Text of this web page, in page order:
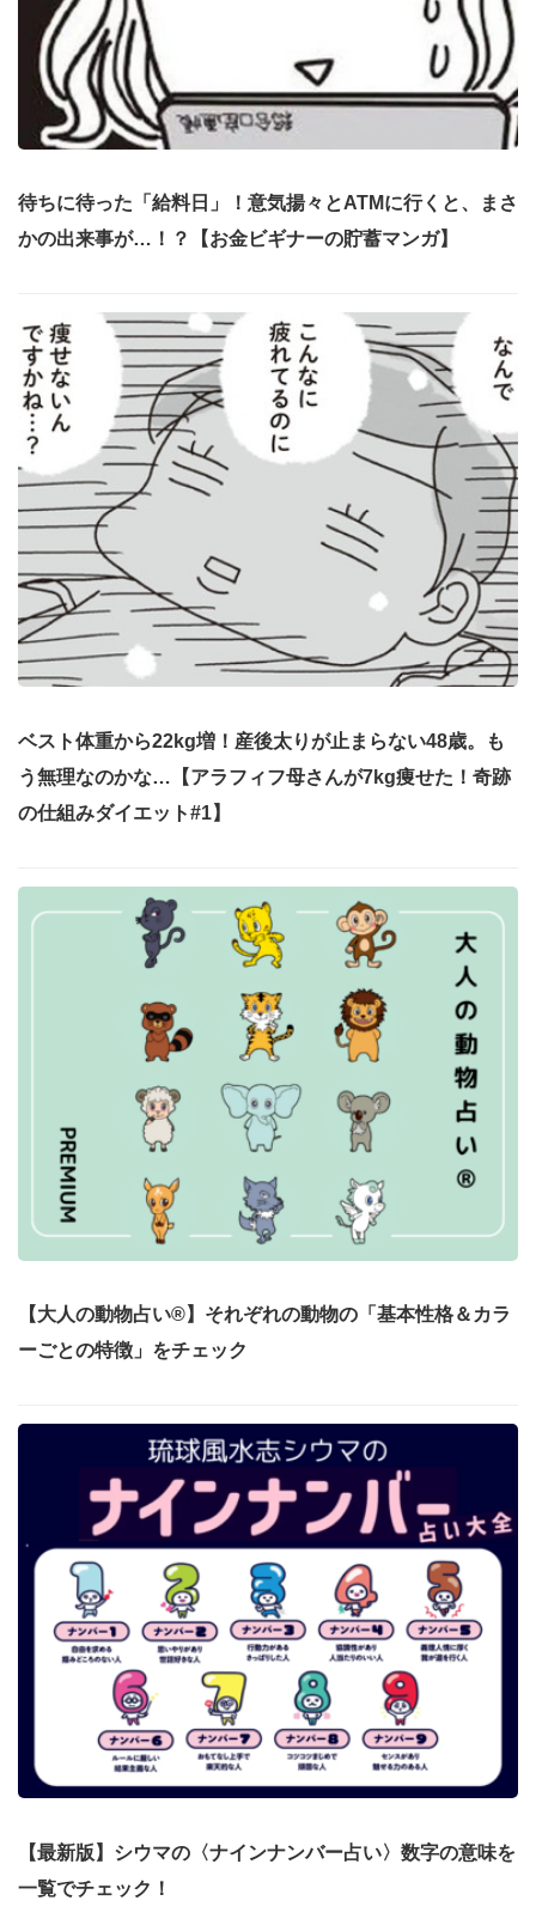
待ちに待った「給料日」！意気揚々とATMに行くと、まさ
かの出来事が…！？【お金ビギナーの貯蓄マンガ】
ベスト体重から22kg増！産後太りが止まらない48歳。も
う無理なのかな…【アラフィフ母さんが7kg痩せた！奇跡
の仕組みダイエット#1】
【大人の動物占い®】それぞれの動物の「基本性格＆カラ
ーごとの特徴」をチェック
【最新版】シウマの〈ナインナンバー占い〉数字の意味を
一覧でチェック！